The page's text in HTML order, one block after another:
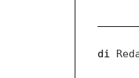
di